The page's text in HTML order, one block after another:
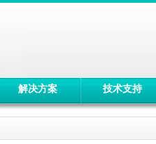
解决方案 技术支持